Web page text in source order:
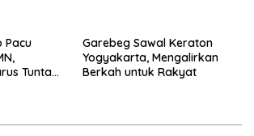
Pacu
Tuntas
Garebeg Sawal Keraton
Yogyakarta, Mengalirkan
Berkah untuk Rakyat